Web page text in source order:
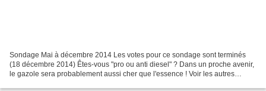
Sondage Mai à décembre 2014 Les votes pour ce sondage sont terminés
(18 décembre 2014) Êtes-vous "pro ou anti diesel" ? Dans un proche avenir,
le gazole sera probablement aussi cher que l'essence ! Voir les autres